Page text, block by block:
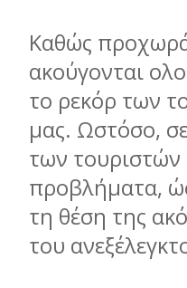
Καθώς
ακούγονται
το ρεκόρ των
μας. Ωστόσο,
των τουριστών
προβλήματα,
τη θέση της
του